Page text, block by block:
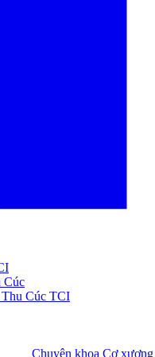
Cúc
Thu Cúc TCI
Chuyên khoa Cơ